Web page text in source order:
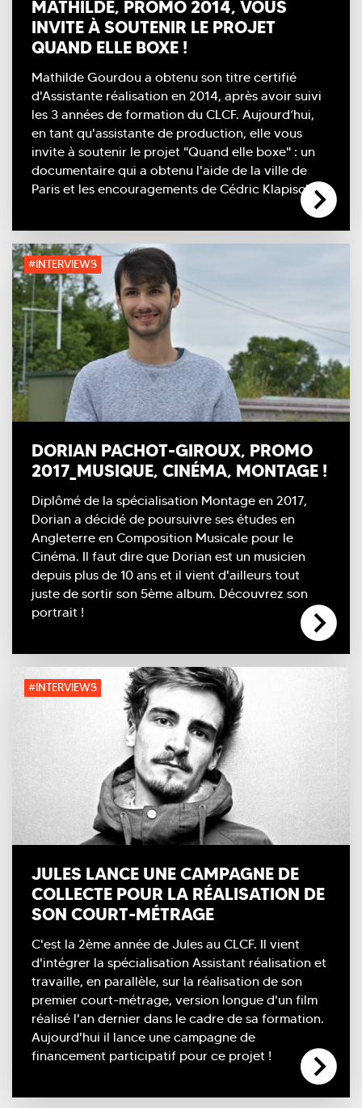
MATHILDE, PROMO 2014, VOUS
INVITE À SOUTENIR LE PROJET
QUAND ELLE BOXE !
Mathilde Gourdou a obtenu son titre certifié
d'Assistante réalisation en 2014, après avoir suivi
les 3 années de formation du CLCF. Aujourd’hui,
en tant qu'assistante de production, elle vous
invite à soutenir le projet "Quand elle boxe" : un
documentaire qui a obtenu l'aide de la ville de
Paris et les encouragements de Cédric Klapisch.
#INTERVIEWS
DORIAN PACHOT-GIROUX, PROMO
2017_MUSIQUE, CINÉMA, MONTAGE !
Diplômé de la spécialisation Montage en 2017,
Dorian a décidé de poursuivre ses études en
Angleterre en Composition Musicale pour le
Cinéma. Il faut dire que Dorian est un musicien
depuis plus de 10 ans et il vient d'ailleurs tout
juste de sortir son 5ème album. Découvrez son
portrait !
#INTERVIEWS
JULES LANCE UNE CAMPAGNE DE
COLLECTE POUR LA RÉALISATION DE
SON COURT-MÉTRAGE
C'est la 2ème année de Jules au CLCF. Il vient
d'intégrer la spécialisation Assistant réalisation et
travaille, en parallèle, sur la réalisation de son
premier court-métrage, version longue d'un film
réalisé l'an dernier dans le cadre de sa formation.
Aujourd'hui il lance une campagne de
financement participatif pour ce projet !